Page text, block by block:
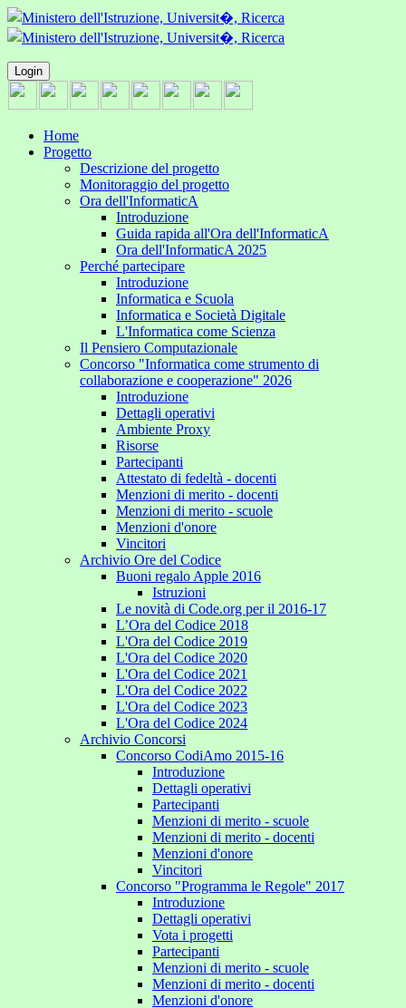
Login
Home
Progetto
Descrizione del progetto
Monitoraggio del progetto
Ora dell'InformaticA
Introduzione
Guida rapida all'Ora dell'InformaticA
Ora dell'InformaticA 2025
Perché partecipare
Introduzione
Informatica e Scuola
Informatica e Società Digitale
L'Informatica come Scienza
Il Pensiero Computazionale
Concorso "Informatica come strumento di
collaborazione e cooperazione" 2026
Introduzione
Dettagli operativi
Ambiente Proxy
Risorse
Partecipanti
Attestato di fedeltà - docenti
Menzioni di merito - docenti
Menzioni di merito - scuole
Menzioni d'onore
Vincitori
Archivio Ore del Codice
Buoni regalo Apple 2016
Istruzioni
Le novità di Code.org per il 2016-17
L’Ora del Codice 2018
L'Ora del Codice 2019
L'Ora del Codice 2020
L'Ora del Codice 2021
L'Ora del Codice 2022
L'Ora del Codice 2023
L'Ora del Codice 2024
Archivio Concorsi
Concorso CodiAmo 2015-16
Introduzione
Dettagli operativi
Partecipanti
Menzioni di merito - scuole
Menzioni di merito - docenti
Menzioni d'onore
Vincitori
Concorso "Programma le Regole" 2017
Introduzione
Dettagli operativi
Vota i progetti
Partecipanti
Menzioni di merito - scuole
Menzioni di merito - docenti
Menzioni d'onore